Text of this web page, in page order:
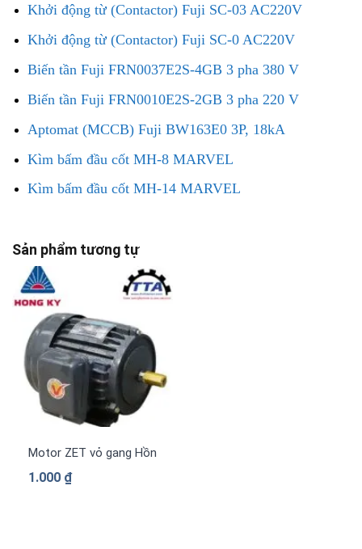
Khởi động từ (Contactor) Fuji SC-03 AC220V
Khởi động từ (Contactor) Fuji SC-0 AC220V
Biến tần Fuji FRN0037E2S-4GB 3 pha 380 V
Biến tần Fuji FRN0010E2S-2GB 3 pha 220 V
Aptomat (MCCB) Fuji BW163E0 3P, 18kA
Kìm bấm đầu cốt MH-8 MARVEL
Kìm bấm đầu cốt MH-14 MARVEL
Sản phẩm tương tự
Motor ZET vỏ gang Hồng Ký PLC-Z314
1.000 ₫